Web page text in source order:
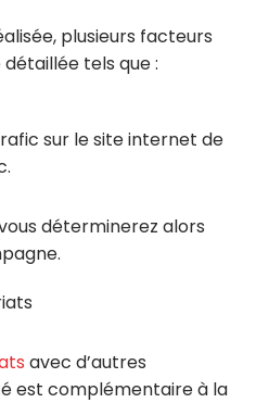
plusieurs facteurs
tels que :
sur le site internet de
déterminerez alors
avec d’autres
est complémentaire à la